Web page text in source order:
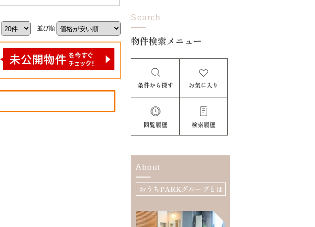
並び順
Search
物件検索メニュー
条件から探す お気に入り
閲覧履歴 検索履歴
About
おうちPARKグループとは